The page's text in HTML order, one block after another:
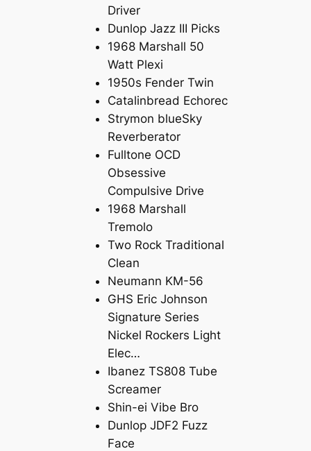
Driver
Dunlop Jazz III Picks
1968 Marshall 50
Watt Plexi
1950s Fender Twin
Catalinbread Echorec
Strymon blueSky
Reverberator
Fulltone OCD
Obsessive
Compulsive Drive
1968 Marshall
Tremolo
Two Rock Traditional
Clean
Neumann KM-56
GHS Eric Johnson
Signature Series
Nickel Rockers Light
Elec…
Ibanez TS808 Tube
Screamer
Shin-ei Vibe Bro
Dunlop JDF2 Fuzz
Face